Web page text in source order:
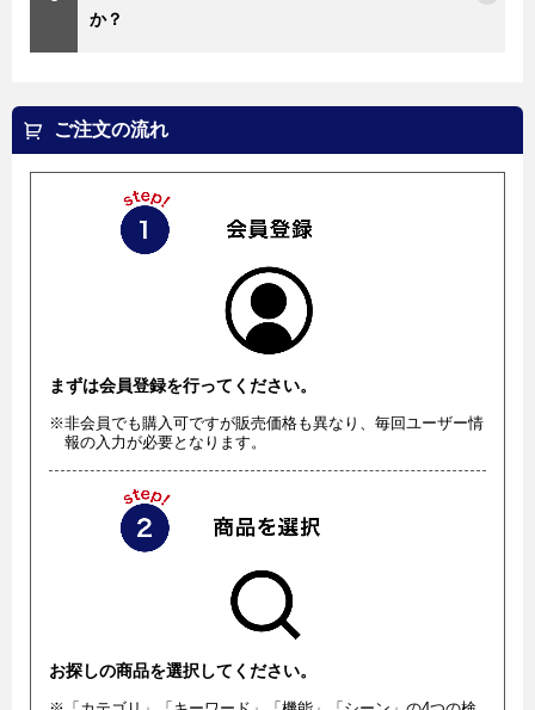
か？
ご注文の流れ
まずは会員登録を行ってください。
※非会員でも購入可ですが販売価格も異なり、毎回ユーザー情
報の入力が必要となります。
お探しの商品を選択してください。